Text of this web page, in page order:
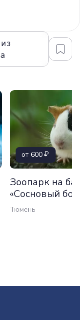
от 600
Зоопарк на
«Сосновый
Тюмень